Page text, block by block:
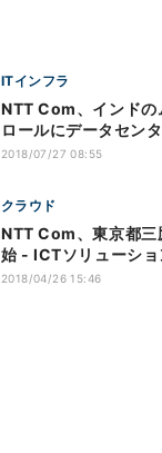
ITインフラ
NTT Com、インドの
ロールにデータセン
2018/07/27 08:55
クラウド
NTT Com、東京都三
始 - ICTソリューショ
2018/04/26 15:46